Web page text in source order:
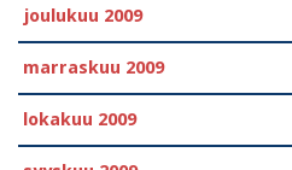
joulukuu 2009
marraskuu 2009
lokakuu 2009